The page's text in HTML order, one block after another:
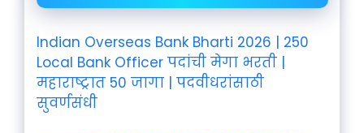
Indian Overseas Bank Bharti 2026 | 250
Local Bank Officer पदांची मेगा भरती |
महाराष्ट्रात 50 जागा | पदवीधरांसाठी
सुवर्णसंधी